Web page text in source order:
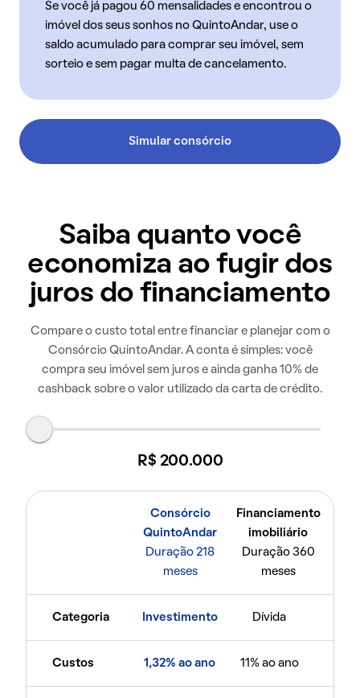
Se você já pagou 60 mensalidades e encontrou o
imóvel dos seus sonhos no QuintoAndar, use o
saldo acumulado para comprar seu imóvel, sem
sorteio e sem pagar multa de cancelamento.
Simular consórcio
Saiba quanto você
economiza ao fugir dos
juros do financiamento
Compare o custo total entre financiar e planejar com o
Consórcio QuintoAndar. A conta é simples: você
compra seu imóvel sem juros e ainda ganha 10% de
cashback sobre o valor utilizado da carta de crédito.
R$ 200.000
Consórcio
QuintoAndar
Duração 218
meses
Financiamento
imobiliário
Duração 360
meses
Categoria Investimento Dívida
Custos 1,32% ao ano 11% ao ano